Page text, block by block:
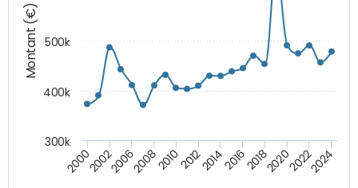
Montant (€)
200020022006200820102012201420162018202020222024
300k
400k
500k